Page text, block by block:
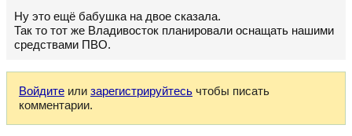
Ну это ещё бабушка на двое сказала.
Так то тот же Владивосток планировали оснащать нашими
средствами ПВО.
Войдите или зарегистрируйтесь чтобы писать
комментарии.